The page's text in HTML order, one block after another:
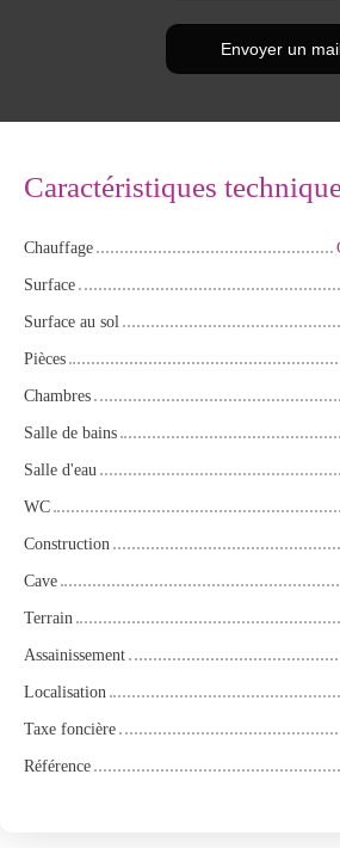
Envoyer un
Caractéristiques
Chauffage
Surface
Surface au sol
Pièces
Chambres
Salle de bains
Salle d'eau
WC
Construction
Cave
Terrain
Assainissement
Localisation
Taxe foncière
Référence